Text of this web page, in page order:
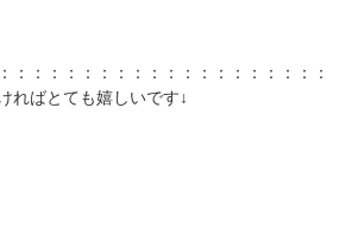
：：：：：：：：：：：：：：：：：：：：
ればとても嬉しいです↓